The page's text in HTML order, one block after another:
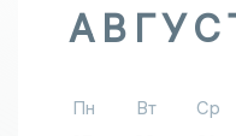
Пн Вт Ср